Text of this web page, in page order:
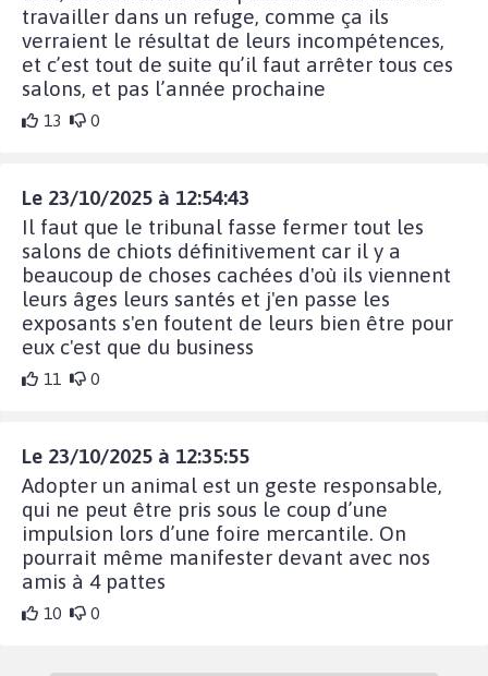
travailler dans un refuge, comme ça ils
verraient le résultat de leurs incompétences,
et c’est tout de suite qu’il faut arrêter tous ces
salons, et pas l’année prochaine
13 0
Le 23/10/2025 à 12:54:43
Il faut que le tribunal fasse fermer tout les
salons de chiots définitivement car il y a
beaucoup de choses cachées d'où ils viennent
leurs âges leurs santés et j'en passe les
exposants s'en foutent de leurs bien être pour
eux c'est que du business
11 0
Le 23/10/2025 à 12:35:55
Adopter un animal est un geste responsable,
qui ne peut être pris sous le coup d’une
impulsion lors d’une foire mercantile. On
pourrait même manifester devant avec nos
amis à 4 pattes
10 0